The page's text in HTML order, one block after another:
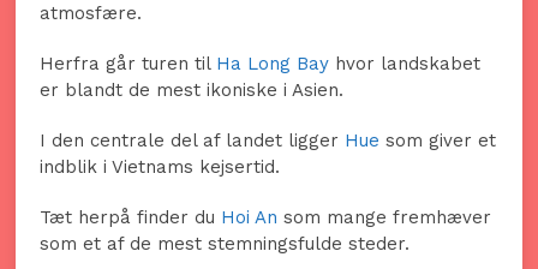
atmosfære.
Herfra går turen til Ha Long Bay hvor landskabet
er blandt de mest ikoniske i Asien.
I den centrale del af landet ligger Hue som giver et
indblik i Vietnams kejsertid.
Tæt herpå finder du Hoi An som mange fremhæver
som et af de mest stemningsfulde steder.